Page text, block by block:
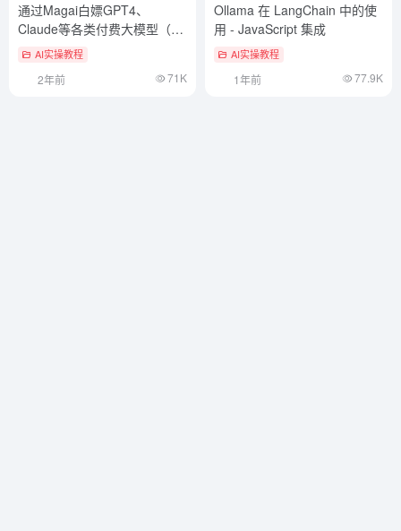
通过Magai白嫖GPT4、
Claude等各类付费大模型（失
效）AI实操教程
2年前 71K
Ollama 在 LangChain 中的使
用 - JavaScript 集成
AI实操教程
1年前 77.9K